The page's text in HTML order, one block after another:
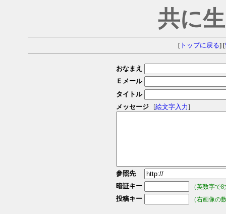
共に
[トップに戻る] [
おなまえ
Ｅメール
タイトル
メッセージ
[絵文字入力]
参照先
暗証キー
（英数字で
投稿キー （右画像の